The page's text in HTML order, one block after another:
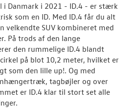
i Danmark i 2021 - ID.4 - er stærk
som en ID. Med ID.4 får du alt
velkendte SUV kombineret med
På trods af den lange
den rummelige ID.4 blandt
på blot 10,2 meter, hvilket er
som den lille up!. Og med
tagbøjler og over
er ID.4 klar til stort set alle